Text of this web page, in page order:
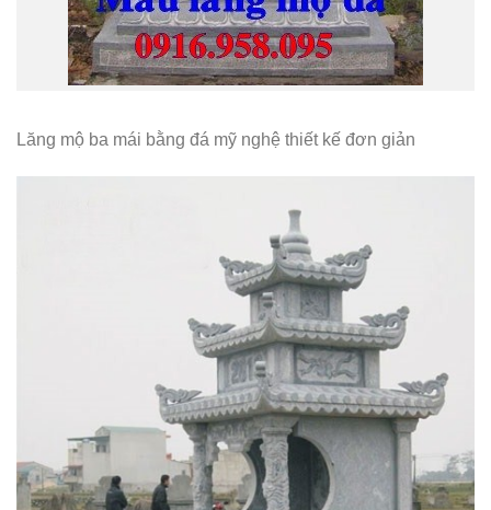
Lăng mộ ba mái bằng đá mỹ nghệ thiết kế đơn giản